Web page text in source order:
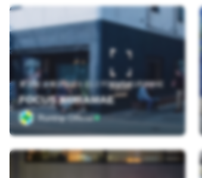
東京都 台東区蔵前4-21-2 FOCUS KURAMAE
FOCUS KURAMAE
Runtrip Official